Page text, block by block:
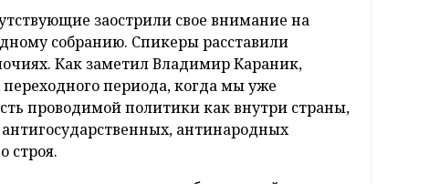
заострили свое внимание на
собранию. Спикеры расставили
Как заметил Владимир Караник,
переходного периода, когда мы уже
проводимой политики как внутри страны,
антинародных
строя.